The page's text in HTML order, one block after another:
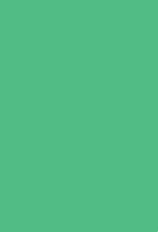
per användning med